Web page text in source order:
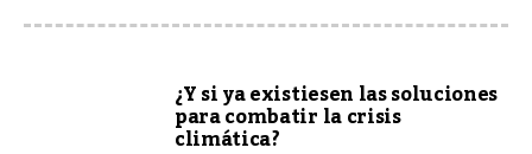
¿Y si ya existiesen las soluciones
para combatir la crisis
climática?